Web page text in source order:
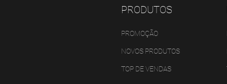
PRODUTOS
PROMOÇÃO
NOVOS PRODUTOS
TOP DE VENDAS